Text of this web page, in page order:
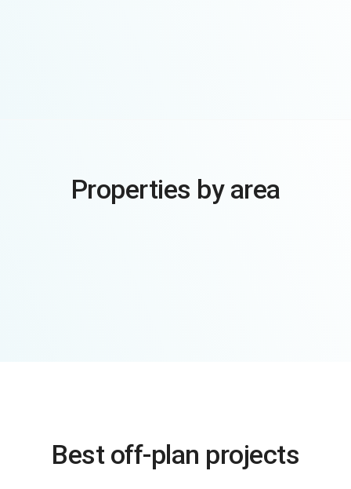
Properties by area
Best off-plan projects